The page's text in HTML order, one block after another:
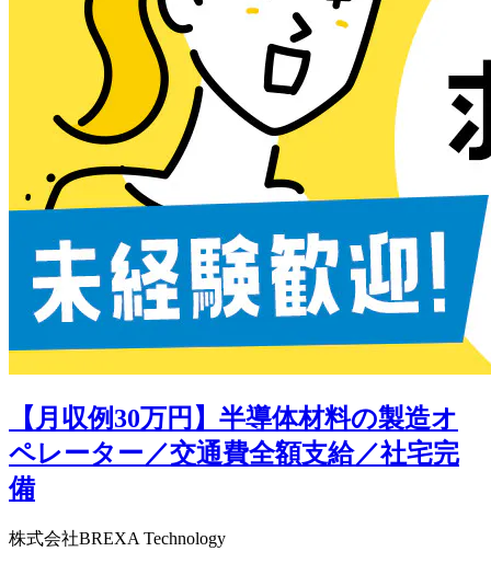
【月収例30万円】半導体材料の製造オ
ペレーター／交通費全額支給／社宅完
備
株式会社BREXA Technology